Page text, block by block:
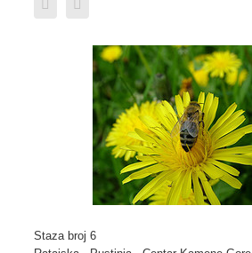
Staza broj 6